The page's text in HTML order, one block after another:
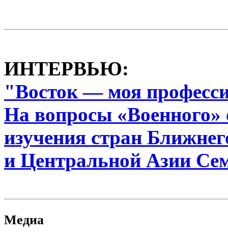
ИНТЕРВЬЮ:
"Восток — моя
На вопросы «Военного»
изучения стран
и Центральной Азии
Медиа